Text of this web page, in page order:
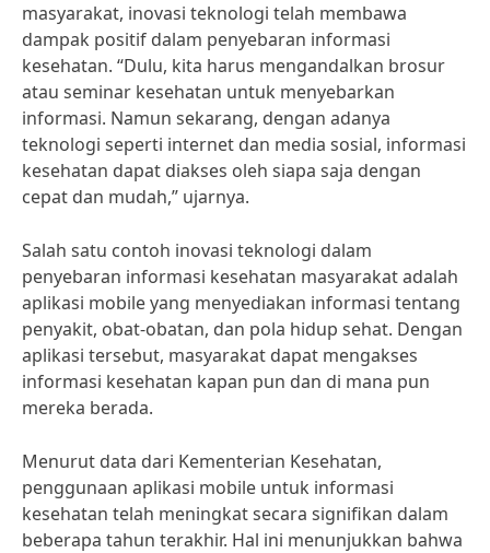
masyarakat, inovasi teknologi telah membawa
dampak positif dalam penyebaran informasi
kesehatan. “Dulu, kita harus mengandalkan brosur
atau seminar kesehatan untuk menyebarkan
informasi. Namun sekarang, dengan adanya
teknologi seperti internet dan media sosial, informasi
kesehatan dapat diakses oleh siapa saja dengan
cepat dan mudah,” ujarnya.
Salah satu contoh inovasi teknologi dalam
penyebaran informasi kesehatan masyarakat adalah
aplikasi mobile yang menyediakan informasi tentang
penyakit, obat-obatan, dan pola hidup sehat. Dengan
aplikasi tersebut, masyarakat dapat mengakses
informasi kesehatan kapan pun dan di mana pun
mereka berada.
Menurut data dari Kementerian Kesehatan,
penggunaan aplikasi mobile untuk informasi
kesehatan telah meningkat secara signifikan dalam
beberapa tahun terakhir. Hal ini menunjukkan bahwa